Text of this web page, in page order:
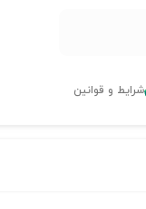
شرایط و قوانین